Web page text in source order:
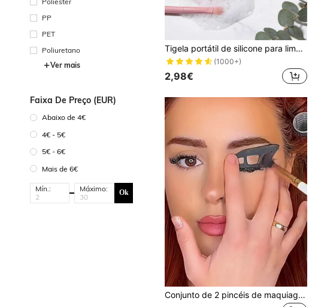
PP
PET
Poliuretano
Ver mais
Faixa De Preço (EUR)
Abaixo de 4€
4€ - 5€
5€ - 6€
Mais de 6€
Mín.: Máximo: Ok
Tigela portátil de silicone para limpeza de pincéis de maquiagem com tapete de limpeza - Tamanho ideal para viagens, inodora, adequada para todos os tipos de pincéis de maquiagem (rosto, olhos, blush), secagem rápida, essencial para viagens e férias, ferramenta de higiene para mulheres e meninas.
(1000+)
2,98€
Conjunto de 2 pincéis de maquiagem para sombra, ferramentas para sombra, molde de maquiagem rápida, ideal para iniciantes, cria facilmente efeitos de maquiagem profissionais, prático para usar a qualquer hora e em qualquer lugar, brinde, essencial para viagens, ótimo custo-benefício.